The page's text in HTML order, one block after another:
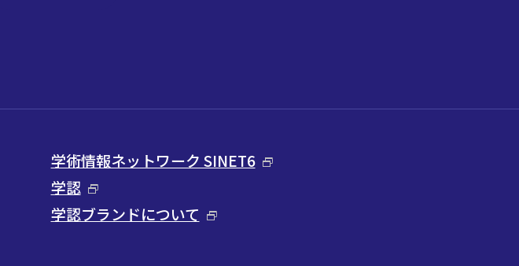
学術情報ネットワーク SINET6
学認
学認ブランドについて